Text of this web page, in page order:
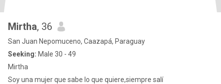
Mirtha, 36
San Juan Nepomuceno, Caazapá, Paraguay
Seeking: Male 30 - 49
Mirtha
Soy una mujer que sabe lo que quiere,siempre salí